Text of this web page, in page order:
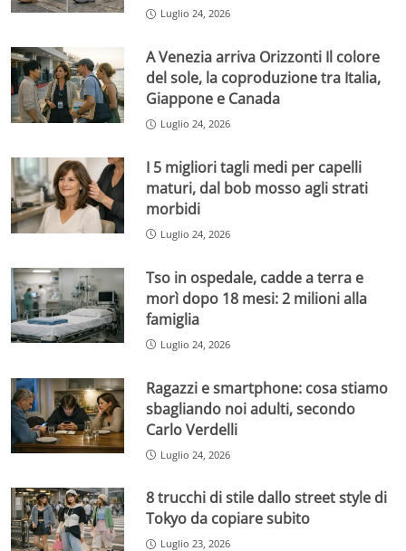
Luglio 24, 2026
A Venezia arriva Orizzonti Il colore
del sole, la coproduzione tra Italia,
Giappone e Canada
Luglio 24, 2026
I 5 migliori tagli medi per capelli
maturi, dal bob mosso agli strati
morbidi
Luglio 24, 2026
Tso in ospedale, cadde a terra e
morì dopo 18 mesi: 2 milioni alla
famiglia
Luglio 24, 2026
Ragazzi e smartphone: cosa stiamo
sbagliando noi adulti, secondo
Carlo Verdelli
Luglio 24, 2026
8 trucchi di stile dallo street style di
Tokyo da copiare subito
Luglio 23, 2026